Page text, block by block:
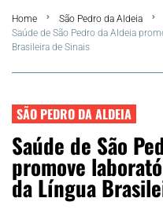
FLA Araru 2026
Araruama
Região dos Lagos
Agenda Cultural
Colunistas
Home
São Pedro da Aldeia
Saúde de São Pedro da Aldeia
Brasileira de Sinais
SÃO PEDRO DA ALDEIA
Saúde de São
promove
da Língua